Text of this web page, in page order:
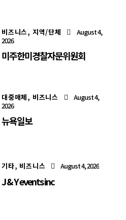
비즈니스, 지역/단체
August 4,
2026
미주한미경찰자문위원회
대중매체, 비즈니스
August 4,
2026
뉴욕일보
기타, 비즈니스 August 4, 2026
J & Y events inc